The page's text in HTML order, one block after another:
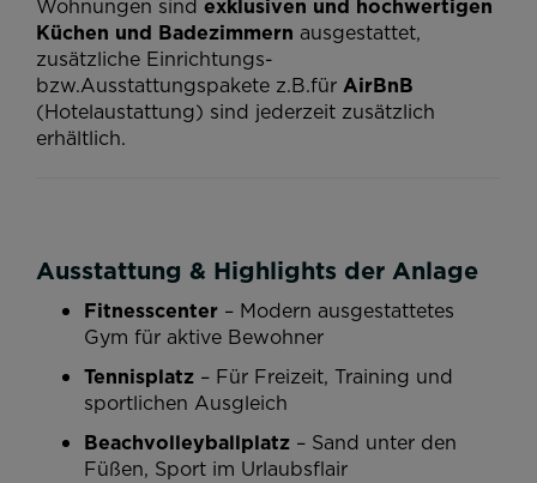
Wohnungen sind exklusiven und hochwertigen
Küchen und Badezimmern ausgestattet,
zusätzliche Einrichtungs-
bzw.Ausstattungspakete z.B.für AirBnB
(Hotelaustattung) sind jederzeit zusätzlich
erhältlich.
Ausstattung & Highlights der Anlage
Fitnesscenter – Modern ausgestattetes
Gym für aktive Bewohner
Tennisplatz – Für Freizeit, Training und
sportlichen Ausgleich
Beachvolleyballplatz – Sand unter den
Füßen, Sport im Urlaubsflair